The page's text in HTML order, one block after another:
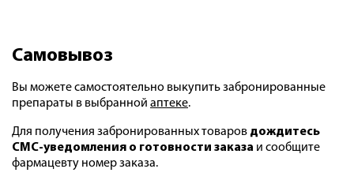
Самовывоз
Вы можете самостоятельно выкупить забронированные
препараты в выбранной аптеке.
Для получения забронированных товаров дождитесь
СМС-уведомления о готовности заказа и сообщите
фармацевту номер заказа.